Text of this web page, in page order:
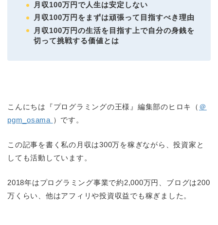
月収100万円で人生は安定しない
月収100万円をまずは頑張って目指すべき理由
月収100万円の生活を目指す上で自分の身銭を
切って挑戦する価値とは
こんにちは『プログラミングの王様』編集部のヒロキ（ ＠
pgm_osama ）です。
この記事を書く私の月収は300万を稼ぎながら、投資家と
しても活動しています。
2018年はプログラミング事業で約2,000万円、ブログは200
万くらい、他はアフィリや投資収益でも稼ぎました。